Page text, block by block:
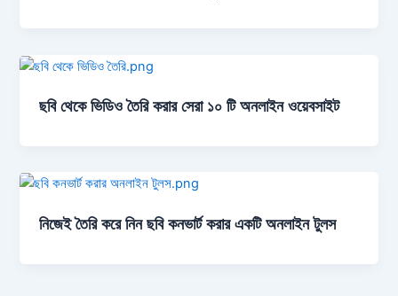
ছবি থেকে ভিডিও তৈরি করার সেরা ১০ টি অনলাইন ওয়েবসাইট
নিজেই তৈরি করে নিন ছবি কনভার্ট করার একটি অনলাইন টুলস